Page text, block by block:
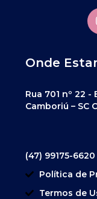
Onde
Rua 701 nº 22
Camboriú – SC
(47) 99175-6620
Política de
Termos de